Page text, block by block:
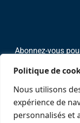
Politique de
Nous utilisons
expérience de
personnalisés et
Abonnez-vous